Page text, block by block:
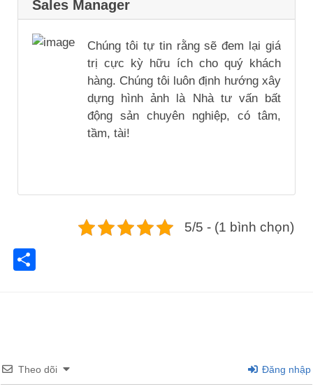
Sales Manager
Chúng tôi tự tin rằng sẽ đem lại giá
trị cực kỳ hữu ích cho quý khách
hàng. Chúng tôi luôn định hướng xây
dựng hình ảnh là Nhà tư vấn bất
động sản chuyên nghiệp, có tâm,
tầm, tài!
5/5 - (1 bình chọn)
Theo dõi Đăng nhập